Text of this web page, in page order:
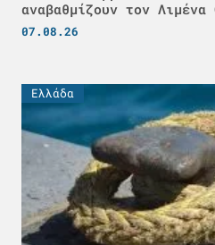
αναβαθμίζουν τον Λιμένα
07.08.26
Ελλάδα